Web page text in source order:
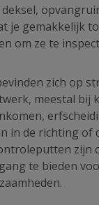
je gemakkelijk
om ze te
zich op
meestal bij
in de richting of
zijn
te bieden